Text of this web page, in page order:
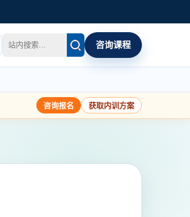
咨询课程
咨询报名 获取内训方案